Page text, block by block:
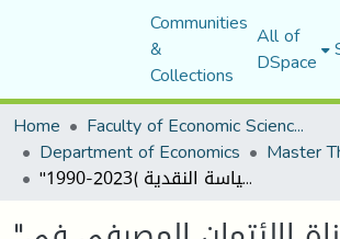
Communities
&
Collections
All of
DSpace
Home
Faculty of Economic Sciences, Commerce and Management Sciences
Department of Economics Master
"دور قناة االئتمان المصرفي في انتقال أثر السياسة النقدية )2023-1990("